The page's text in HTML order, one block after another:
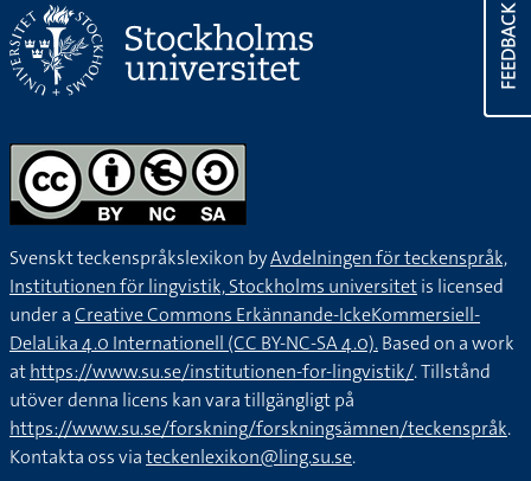
FEEDBACK
Svenskt teckenspråkslexikon byAvdelningen för teckenspråk,
Institutionen för lingvistik, Stockholms universitetis licensed
under aCreative Commons Erkännande-IckeKommersiell-
DelaLika 4.0 Internationell (CC BY-NC-SA 4.0).Based on a work
athttps://www.su.se/institutionen-for-lingvistik/. Tillstånd
utöver denna licens kan vara tillgängligt på
https://www.su.se/forskning/forskningsämnen/teckenspråk.
Kontakta oss viateckenlexikon@ling.su.se.